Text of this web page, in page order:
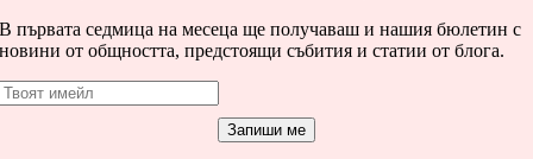
В първата седмица на месеца ще получаваш и нашия бюлетин с
новини от общността, предстоящи събития и статии от блога.
Запиши ме